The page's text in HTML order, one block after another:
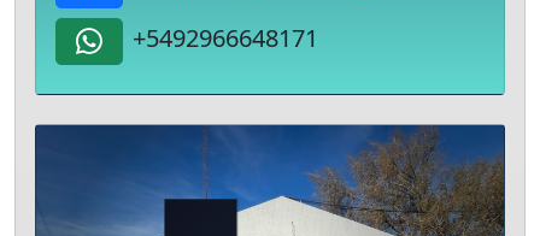
+5492966648171